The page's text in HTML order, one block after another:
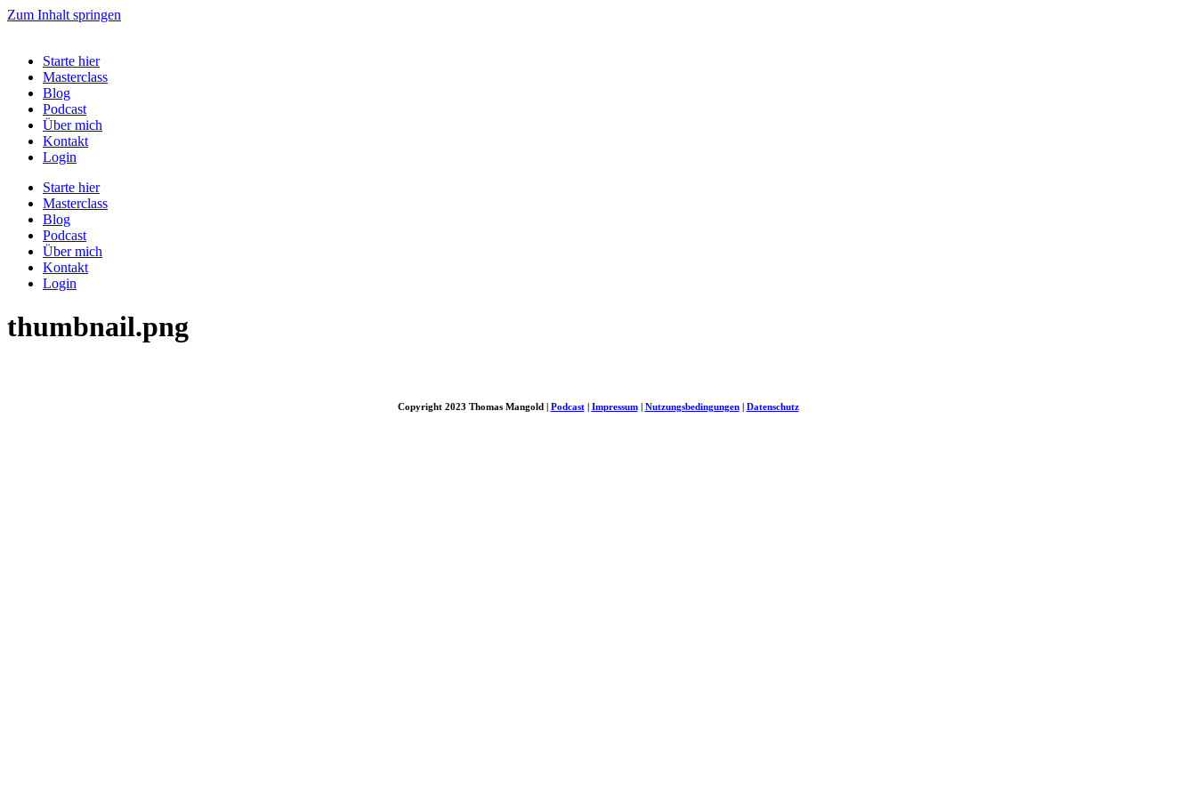
Zum Inhalt springen
Starte hier
Masterclass
Blog
Podcast
Über mich
Kontakt
Login
Starte hier
Masterclass
Blog
Podcast
Über mich
Kontakt
Login
thumbnail.png
Copyright 2023 Thomas Mangold | Podcast| Impressum| Nutzungsbedingungen| Datenschutz